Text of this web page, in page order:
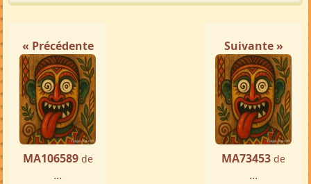
« Précédente
MA106589 de
...
Suivante »
MA73453 de
...